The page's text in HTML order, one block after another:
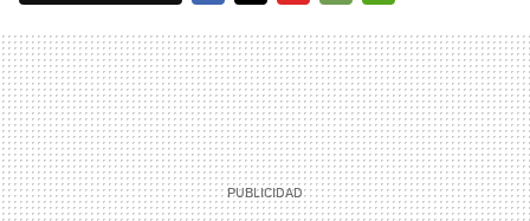
MAIL